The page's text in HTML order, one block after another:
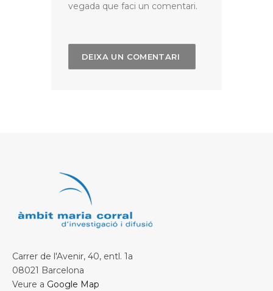
vegada que faci un comentari.
Carrer de l'Avenir, 40, entl. 1a
08021 Barcelona
Veure a Google Map